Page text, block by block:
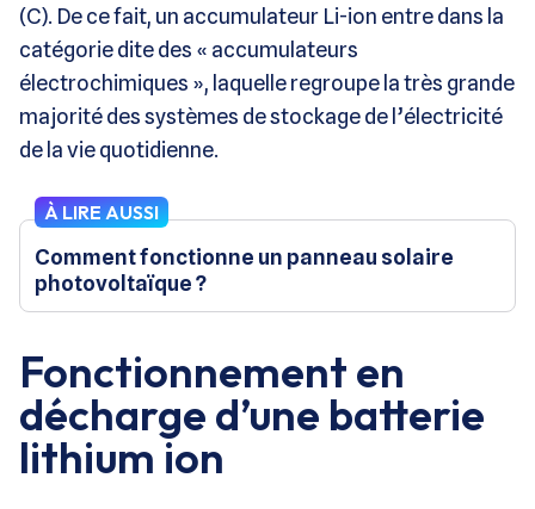
(C). De ce fait, un accumulateur Li-ion entre dans la
catégorie dite des « accumulateurs
électrochimiques », laquelle regroupe la très grande
majorité des systèmes de stockage de l’électricité
de la vie quotidienne.
À LIRE AUSSI
Comment fonctionne un panneau solaire
photovoltaïque ?
Fonctionnement en
décharge d’une batterie
lithium ion